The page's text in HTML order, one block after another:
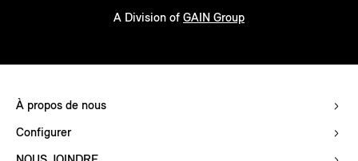
A Division of GAIN Group
À propos de nous
Configurer